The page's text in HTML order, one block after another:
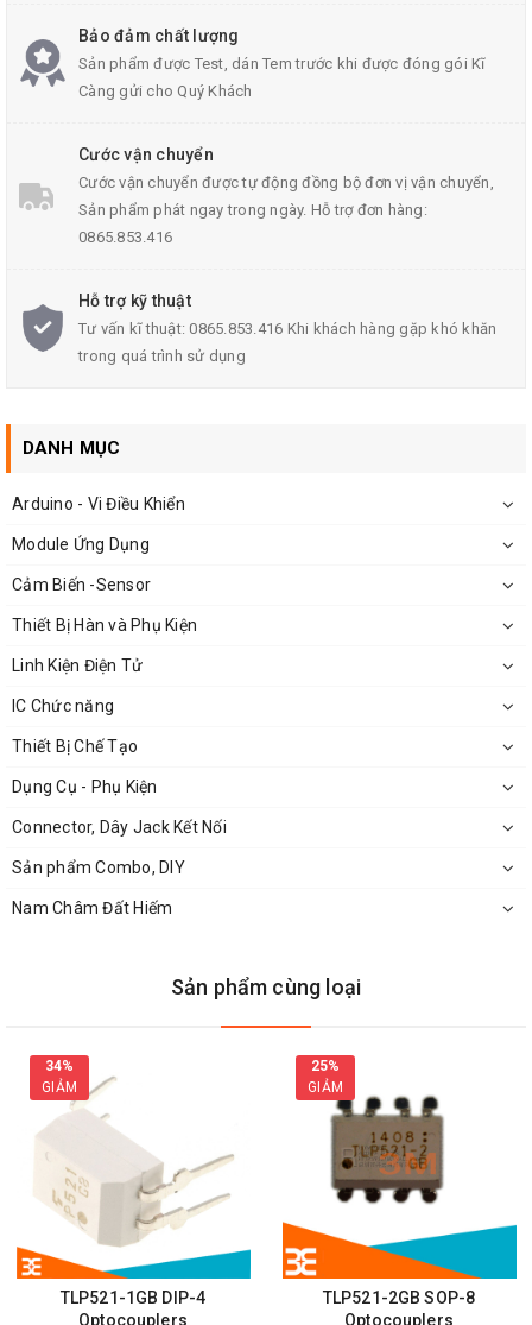
Mặt Sau MOC 3023 SOP6
Bảo đảm chất lượng
Sản phẩm được Test, dán Tem trước khi được đóng gói Kĩ
Càng gửi cho Quý Khách
Cước vận chuyển
Cước vận chuyển được tự động đồng bộ đơn vị vận chuyển,
Sản phẩm phát ngay trong ngày. Hỗ trợ đơn hàng:
0865.853.416
Hỗ trợ kỹ thuật
Tư vấn kĩ thuật: 0865.853.416 Khi khách hàng gặp khó khăn
trong quá trình sử dụng
DANH MỤC
Arduino - Vi Điều Khiển
Module Ứng Dụng
Cảm Biến -Sensor
Thiết Bị Hàn và Phụ Kiện
Linh Kiện Điện Tử
IC Chức năng
Thiết Bị Chế Tạo
Dụng Cụ - Phụ Kiện
Connector, Dây Jack Kết Nối
Sản phẩm Combo, DIY
Nam Châm Đất Hiếm
Sản phẩm cùng loại
34%
GIẢM
TLP521-1GB DIP-4
Optocouplers
25%
GIẢM
TLP521-2GB SOP-8
Optocouplers